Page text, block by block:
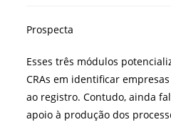
Prospecta
Esses três módulos
CRAs em identificar
ao registro. Contudo, ainda
apoio à produção dos